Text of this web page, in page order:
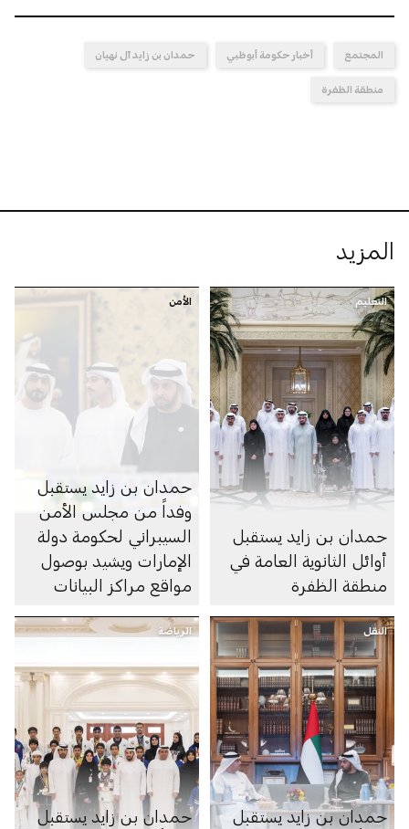
المجتمع أخبار حكومة أبوظبي حمدان بن زايد آل نهيان
منطقة الظفرة
المزيد
التعليم
حمدان بن زايد يستقبل
أوائل الثانوية العامة في
منطقة الظفرة
الأمن
حمدان بن زايد يستقبل
وفداً من مجلس الأمن
السيبراني لحكومة دولة
الإمارات ويشيد بوصول
مواقع مراكز البيانات
إلى منطقة الظفرة
النقل
حمدان بن زايد يستقبل
الرياضة
حمدان بن زايد يستقبل